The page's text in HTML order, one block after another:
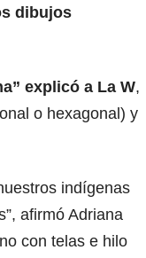
dibujos
explicó a La W,
o hexagonal) y
indígenas
afirmó Adriana
con telas e hilo